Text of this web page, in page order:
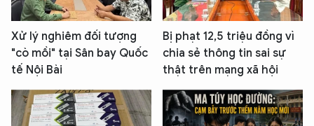
Xử lý nghiêm đối tượng
"cò mồi" tại Sân bay Quốc
tế Nội Bài
Bị phạt 12,5 triệu đồng vì
chia sẻ thông tin sai sự
thật trên mạng xã hội